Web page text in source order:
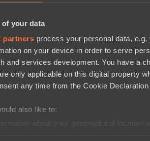
of your data
partners process your personal data,
on your device in order to serve
and services development. You have a
only applicable on this digital property
any time from the Cookie
also like to:
about your geographical
Декларация о файлах cookieО нас
Реклама и сотрудничество:
Hawk Live LLC30 N Gould St #43713,
USA
trademark of Valve Corporation.
us:adv@hawk.live